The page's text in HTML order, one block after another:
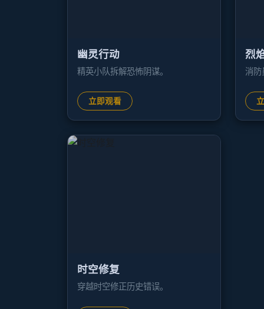
幽灵行动
精英小队拆解恐怖阴谋。
立即观看
烈
消
时空修复
穿越时空修正历史错误。